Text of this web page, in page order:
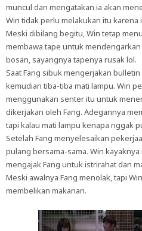
muncul dan mengatakan ia akan
Win tidak perlu melakukan itu
Meski dibilang begitu, Win tetap
membawa tape untuk
bosan, sayangnya tapenya rusak lol.
Saat Fang sibuk mengerjakan
kemudian tiba-tiba mati lampu. Win
menggunakan senter itu untuk
dikerjakan oleh Fang. Adegannya
tapi kalau mati lampu kenapa nggak
Setelah Fang menyelesaikan
pulang bersama-sama. Win
mengajak Fang untuk istrirahat dan
Meski awalnya Fang menolak, tapi
membelikan makanan.